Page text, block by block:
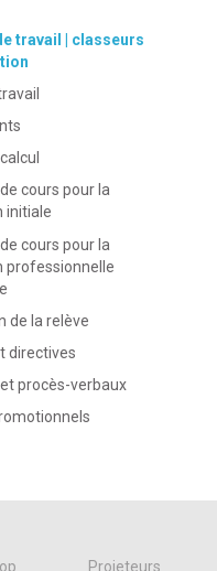
travail | classeurs
cours pour la
initiale
cours pour la
professionnelle
de la relève
directives
procès-verbaux
Projeteurs